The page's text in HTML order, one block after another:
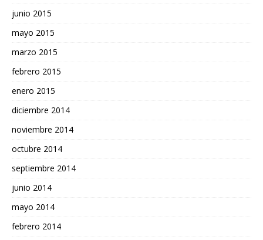
junio 2015
mayo 2015
marzo 2015
febrero 2015
enero 2015
diciembre 2014
noviembre 2014
octubre 2014
septiembre 2014
junio 2014
mayo 2014
febrero 2014